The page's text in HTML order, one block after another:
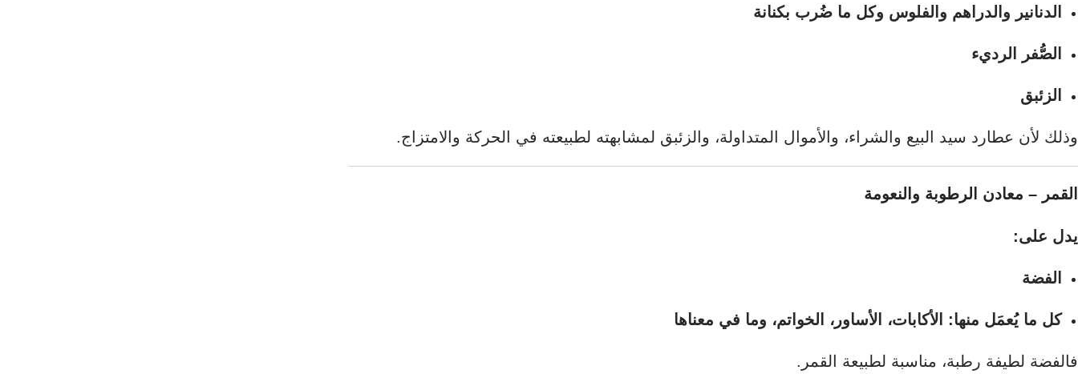
الدنانير والدراهم والفلوس وكل ما ضُرب بكنانة
الصُّفر الرديء
الزئبق
وذلك لأن عطارد سيد البيع والشراء، والأموال المتداولة، والزئبق لمشابهته لطبيعته في الحركة والامتزاج.
القمر – معادن الرطوبة والنعومة
يدل على:
الفضة
كل ما يُعمَل منها: الأكابات، الأساور، الخواتم، وما في معناها
فالفضة لطيفة رطبة، مناسبة لطبيعة القمر.